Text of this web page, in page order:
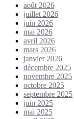
août 2026
juillet 2026
juin 2026
mai 2026
avril 2026
mars 2026
janvier 2026
décembre 2025
novembre 2025
octobre 2025
septembre 2025
juin 2025
mai 2025